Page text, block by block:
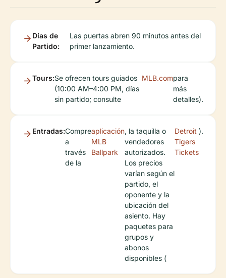
Días de
Partido:
Las puertas abren 90 minutos antes del
primer lanzamiento.
Tours:Se ofrecen tours guiados
(10:00 AM–4:00 PM, días
sin partido; consulte
MLB.compara
más
detalles).
Entradas:Compre
a
través
de la
aplicación
MLB
Ballpark
, la taquilla o
vendedores
autorizados.
Los precios
varían según el
partido, el
oponente y la
ubicación del
asiento. Hay
paquetes para
grupos y
abonos
disponibles (
Detroit
Tigers
Tickets
).